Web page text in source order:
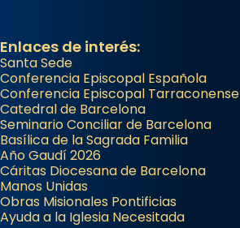
Enlaces de interés:
Santa Sede
Conferencia Episcopal Española
Conferencia Episcopal Tarraconense
Catedral de Barcelona
Seminario Conciliar de Barcelona
Basílica de la Sagrada Familia
Año Gaudí 2026
Cáritas Diocesana de Barcelona
Manos Unidas
Obras Misionales Pontificias
Ayuda a la Iglesia Necesitada